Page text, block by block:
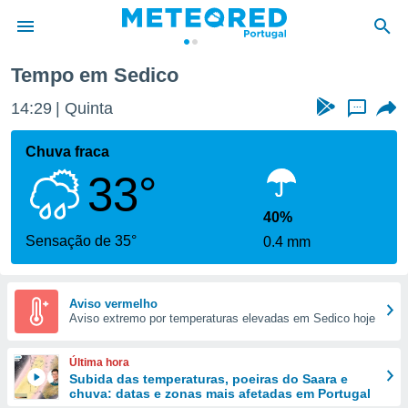
da
foi
fornecidas
a este
das
e
forma
digital
Tempo em Sedico
14:29 Quinta ...
Chuva fraca
33°
Sensação de 35°
40%
0.4 mm
Aviso vermelho
Aviso extremo por temperaturas elevadas em Sedico hoje
Última hora
Subida das temperaturas, poeiras do Saara e
chuva: datas e zonas mais afetadas em Portugal